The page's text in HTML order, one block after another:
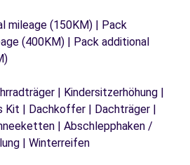
mileage (150KM) | Pack
(400KM) | Pack additional
| Kindersitzerhöhung |
Kit | Dachkoffer | Dachträger |
| Abschlepphaken /
| Winterreifen